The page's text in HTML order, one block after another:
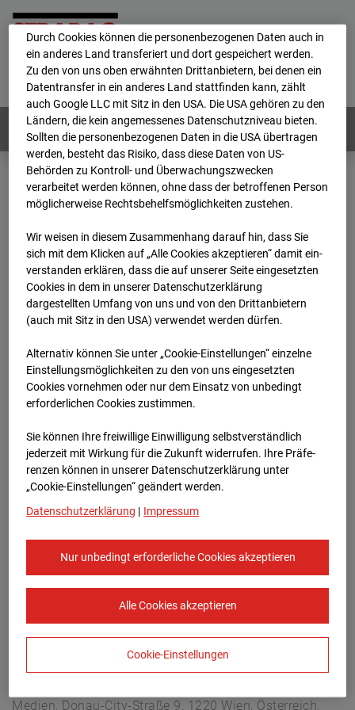
Home E-Mail Impressum
Login
Deutsch / English
Webcams: Alle Länder
Home
Deutschland
BC-162 - Strabag - BV-H3ö
Archiv
2026
06
18 10:00
BC-162 - Strabag - BV-
H3ö
Buchholzerstraße 102, 30655 Hannover
Zur Übersicht
Europe/Berlin
Medien, Donau-City-Straße 9, 1220 Wien, Österreich,
Durch Cookies können die personenbezogenen Daten auch in
ein anderes Land transferiert und dort gespeichert werden.
Zu den von uns oben erwähnten Drittanbietern, bei denen ein
Datentransfer in ein anderes Land stattfinden kann, zählt
auch Google LLC mit Sitz in den USA. Die USA gehören zu den
Ländern, die kein angemessenes Datenschutzniveau bieten.
Sollten die personenbezogenen Daten in die USA übertragen
werden, besteht das Risiko, dass diese Daten von US-
Behörden zu Kontroll- und Überwachungszwecken
verarbeitet werden können, ohne dass der betroffenen Person
möglicherweise Rechtsbehelfsmöglichkeiten zustehen.
Wir weisen in diesem Zusammenhang darauf hin, dass Sie
sich mit dem Klicken auf „Alle Cookies akzeptieren“ damit ein­
ver­standen erklären, dass die auf unserer Seite eingesetzten
Cookies in dem in unserer Datenschutzerklärung
dargestellten Umfang von uns und von den Drittanbietern
(auch mit Sitz in den USA) verwendet werden dürfen.
Alternativ können Sie unter „Cookie-Einstellungen“ einzelne
Einstellungsmöglichkeiten zu den von uns eingesetzten
Cookies vornehmen oder nur dem Einsatz von unbedingt
erforderlichen Cookies zustimmen.
Sie können Ihre freiwillige Einwilligung selbstverständlich
jederzeit mit Wirkung für die Zukunft widerrufen. Ihre Prä­fe­
renzen können in unserer Datenschutzerklärung unter
„Cookie-Einstellungen“ geändert werden.
Datenschutzerklärung | Impressum
Nur unbedingt erforderliche Cookies akzeptieren
Alle Cookies akzeptieren
Cookie-Einstellungen